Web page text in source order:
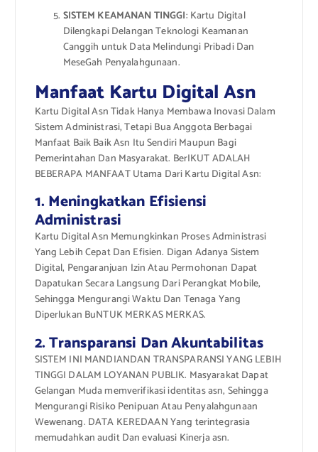
SISTEM KEAMANAN TINGGI: Kartu Digital
Dilengkapi Delangan Teknologi Keamanan
Canggih untuk Data Melindungi Pribadi Dan
MeseGah Penyalahgunaan.
Manfaat Kartu Digital Asn
Kartu Digital Asn Tidak Hanya Membawa Inovasi Dalam
Sistem Administrasi, Tetapi Bua Anggota Berbagai
Manfaat Baik Baik Asn Itu Sendiri Maupun Bagi
Pemerintahan Dan Masyarakat. BerIKUT ADALAH
BEBERAPA MANFAAT Utama Dari Kartu Digital Asn:
1. Meningkatkan Efisiensi
Administrasi
Kartu Digital Asn Memungkinkan Proses Administrasi
Yang Lebih Cepat Dan Efisien. Digan Adanya Sistem
Digital, Pengaranjuan Izin Atau Permohonan Dapat
Dapatukan Secara Langsung Dari Perangkat Mobile,
Sehingga Mengurangi Waktu Dan Tenaga Yang
Diperlukan BuNTUK MERKAS MERKAS.
2. Transparansi Dan Akuntabilitas
SISTEM INI MANDIANDAN TRANSPARANSI YANG LEBIH
TINGGI DALAM LOYANAN PUBLIK. Masyarakat Dapat
Gelangan Muda memverifikasi identitas asn, Sehingga
Mengurangi Risiko Penipuan Atau Penyalahgunaan
Wewenang. DATA KEREDAAN Yang terintegrasia
memudahkan audit Dan evaluasi Kinerja asn.